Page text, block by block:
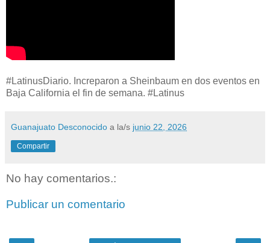
#LatinusDiario. Increparon a Sheinbaum en dos eventos en
Baja California el fin de semana. #Latinus
Guanajuato Desconocido a la/s junio 22, 2026
Compartir
No hay comentarios.:
Publicar un comentario